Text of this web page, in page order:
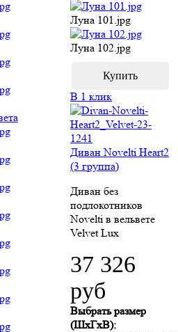
Луна 101.jpg
Луна 102.jpg
В 1 клик
Диван Novelti Heart2
(3 группа)
Диван без
подлокотников
Novelti в вельвете
Velvet Lux
37 326
руб
Выбрать размер
(ШхГхВ):